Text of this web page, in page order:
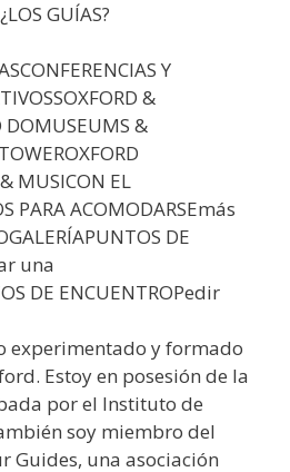
GUÍAS?
Y
&
DOMUSEUMS &
MUSICON EL
PARA ACOMODARSEmás
DE
una
DE ENCUENTROPedir
experimentado y formado
Estoy en posesión de la
por el Instituto de
soy miembro del
Guides, una asociación